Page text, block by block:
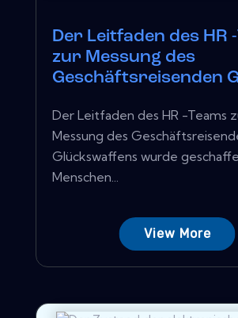
Der Leitfaden des HR
zur Messung des
Geschäftsreisenden
Der Leitfaden des HR -Teams
Messung des
Glückswaffens wurde
Menschen...
View More